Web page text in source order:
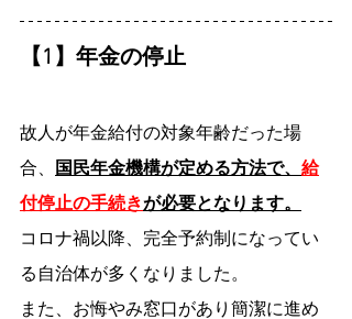
【1】年金の停止
故人が年金給付の対象年齢だった場
合、
国民年金機構が定める方法で、 給
付停止の手続きが必要となります。
コロナ禍以降、完全予約制になってい
る自治体が多くなりました。
また、お悔やみ窓口があり簡潔に進め